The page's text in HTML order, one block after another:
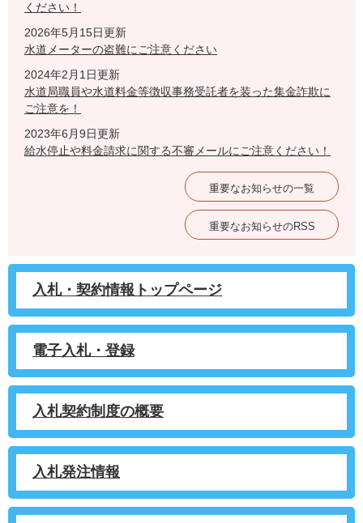
ください！
2026年5月15日更新
水道メーターの盗難にご注意ください
2024年2月1日更新
水道局職員や水道料金等徴収事務受託者を装った集金詐欺に
ご注意を！
2023年6月9日更新
給水停止や料金請求に関する不審メールにご注意ください！
重要なお知らせの一覧
重要なお知らせのRSS
入札・契約情報トップページ
電子入札・登録
入札契約制度の概要
入札発注情報